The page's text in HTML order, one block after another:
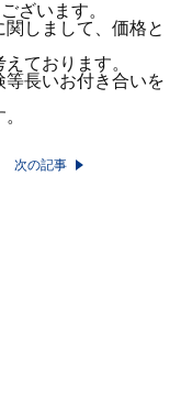
ざいます。
しまして、価格と
ております。
長いお付き合いを
次の記事